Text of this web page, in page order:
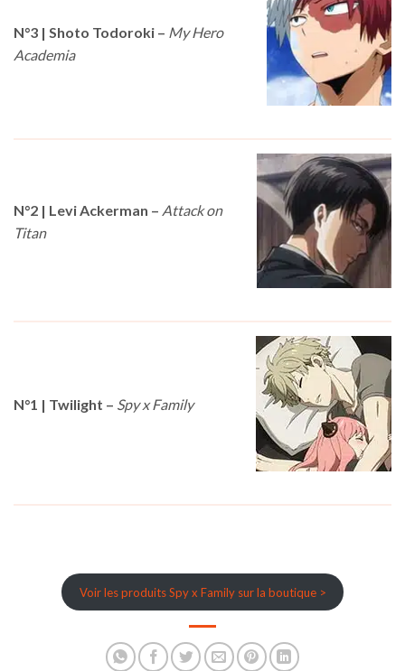
N°3 | Shoto Todoroki – My Hero
Academia
N°2 | Levi Ackerman – Attack on
Titan
N°1 | Twilight – Spy x Family
Voir les produits Spy x Family sur la boutique >